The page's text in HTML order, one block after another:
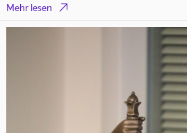
Mehr lesen 